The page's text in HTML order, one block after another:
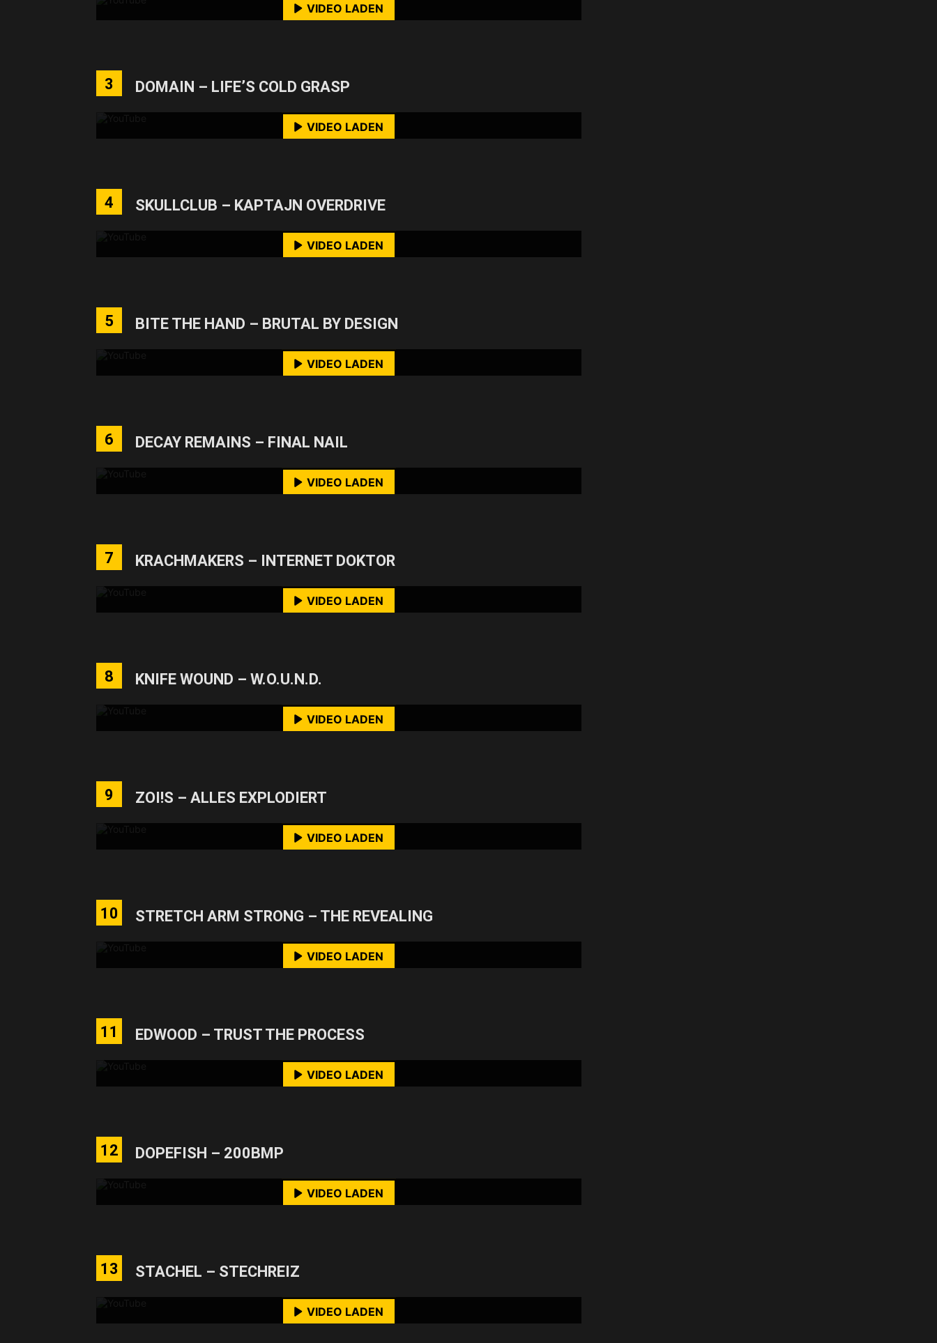
VIDEO LADEN
3 DOMAIN – LIFE’S COLD GRASP
Mit dem Laden des Videos akzeptierst du die Datenschutzerklärung von YouTube.
Mehr erfahren
VIDEO LADEN
4 SKULLCLUB – KAPTAJN OVERDRIVE
Mit dem Laden des Videos akzeptierst du die Datenschutzerklärung von YouTube.
Mehr erfahren
VIDEO LADEN
5 BITE THE HAND – BRUTAL BY DESIGN
Mit dem Laden des Videos akzeptierst du die Datenschutzerklärung von YouTube.
Mehr erfahren
VIDEO LADEN
6 DECAY REMAINS – FINAL NAIL
Mit dem Laden des Videos akzeptierst du die Datenschutzerklärung von YouTube.
Mehr erfahren
VIDEO LADEN
7 KRACHMAKERS – INTERNET DOKTOR
Mit dem Laden des Videos akzeptierst du die Datenschutzerklärung von YouTube.
Mehr erfahren
VIDEO LADEN
8 KNIFE WOUND – W.O.U.N.D.
Mit dem Laden des Videos akzeptierst du die Datenschutzerklärung von YouTube.
Mehr erfahren
VIDEO LADEN
9 ZOI!S – ALLES EXPLODIERT
Mit dem Laden des Videos akzeptierst du die Datenschutzerklärung von YouTube.
Mehr erfahren
VIDEO LADEN
10 STRETCH ARM STRONG – THE REVEALING
Mit dem Laden des Videos akzeptierst du die Datenschutzerklärung von YouTube.
Mehr erfahren
VIDEO LADEN
11 EDWOOD – TRUST THE PROCESS
Mit dem Laden des Videos akzeptierst du die Datenschutzerklärung von YouTube.
Mehr erfahren
VIDEO LADEN
12 DOPEFISH – 200BMP
Mit dem Laden des Videos akzeptierst du die Datenschutzerklärung von YouTube.
VIDEO LADEN
13 STACHEL – STECHREIZ
Mit dem Laden des Videos akzeptierst du die Datenschutzerklärung von YouTube.
VIDEO LADEN